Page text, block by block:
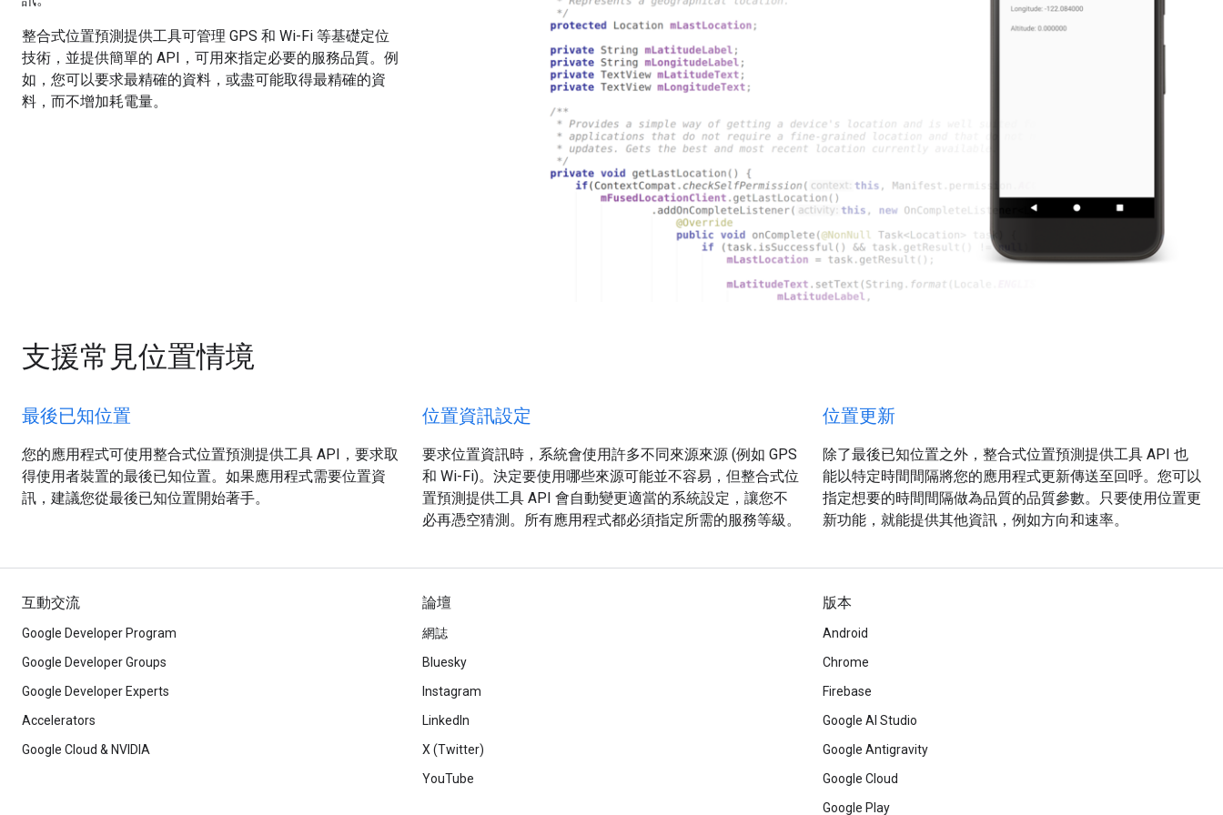
整合式位置預測提供工具可管理 GPS 和 Wi-Fi 等基礎定位
技術，並提供簡單的 API，可用來指定必要的服務品質。例
如，您可以要求最精確的資料，或盡可能取得最精確的資
料，而不增加耗電量。
支援常見位置情境
最後已知位置
您的應用程式可使用整合式位置預測提供工具 API，要求取
得使用者裝置的最後已知位置。如果應用程式需要位置資
訊，建議您從最後已知位置開始著手。
位置資訊設定
要求位置資訊時，系統會使用許多不同來源來源 (例如 GPS
和 Wi-Fi)。決定要使用哪些來源可能並不容易，但整合式位
置預測提供工具 API 會自動變更適當的系統設定，讓您不
必再憑空猜測。所有應用程式都必須指定所需的服務等級。
位置更新
除了最後已知位置之外，整合式位置預測提供工具 API 也
能以特定時間間隔將您的應用程式更新傳送至回呼。您可以
指定想要的時間間隔做為品質的品質參數。只要使用位置更
新功能，就能提供其他資訊，例如方向和速率。
互動交流
Google Developer Program
Google Developer Groups
Google Developer Experts
Accelerators
Google Cloud & NVIDIA
論壇
網誌
Bluesky
Instagram
LinkedIn
X (Twitter)
YouTube
版本
Android
Chrome
Firebase
Google AI Studio
Google Antigravity
Google Cloud
Google Play